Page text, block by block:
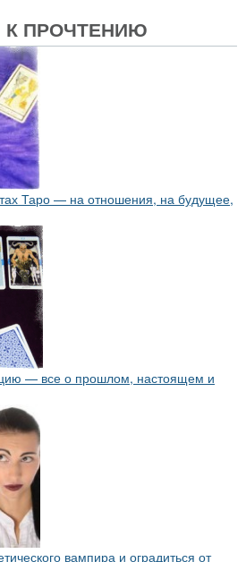
ПРОЧТЕНИЮ
Таро — на отношения, на будущее,
— все о прошлом, настоящем и
вампира и оградиться от